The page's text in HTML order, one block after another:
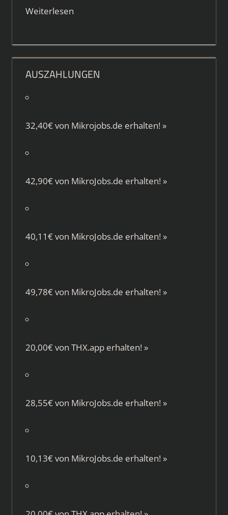
Weiterlesen
AUSZAHLUNGEN
32,40€ von Mikrojobs.de erhalten! »
42,90€ von MikroJobs.de erhalten! »
40,11€ von MikroJobs.de erhalten! »
49,78€ von MikroJobs.de erhalten! »
20,00€ von THX.apperhalten! »
28,55€ von MikroJobs.de erhalten! »
10,13€ von MikroJobs.de erhalten! »